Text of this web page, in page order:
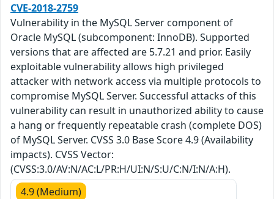
CVE-2018-2759
Vulnerability in the MySQL Server component of
Oracle MySQL (subcomponent: InnoDB). Supported
versions that are affected are 5.7.21 and prior. Easily
exploitable vulnerability allows high privileged
attacker with network access via multiple protocols to
compromise MySQL Server. Successful attacks of this
vulnerability can result in unauthorized ability to cause
a hang or frequently repeatable crash (complete DOS)
of MySQL Server. CVSS 3.0 Base Score 4.9 (Availability
impacts). CVSS Vector:
(CVSS:3.0/AV:N/AC:L/PR:H/UI:N/S:U/C:N/I:N/A:H).
4.9 (Medium)